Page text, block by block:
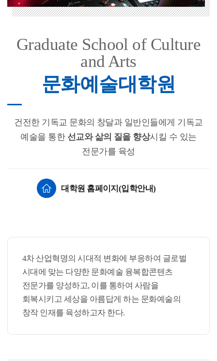
Graduate School of Culture
and Arts
문화예술대학원
건전한 기독교 문화의 창달과 일반인들에게 기독교
예술을 통한 선교와 삶의 질을 향상시킬 수 있는
전문가를 육성
대학원 홈페이지(입학안내)
4차 산업혁명의 시대적 변화에 부응하여 글로벌
시대에 맞는 다양한 문화예술 융복합콘텐츠
전문가를 양성하고, 이를 통하여 사람을
회복시키고 세상을 아름답게 하는 문화예술의
창작 인재를 육성하고자 한다.